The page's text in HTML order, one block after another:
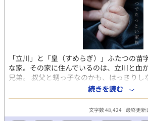
「立川」と「皇（すめらぎ）」ふたつの苗
な家。その家に住んでいるのは、立川と血
兄弟。 叔父と甥っ子なのかも、はっきり
きずりのようなイケメンも加わって、少々
のと日常を過ごす話。ほんのりBLっぽさが
ない男所帯の家族模様を主に描いています
リジナル用に書き直したものです。
続きを読む
文字数 48,424 最終更新